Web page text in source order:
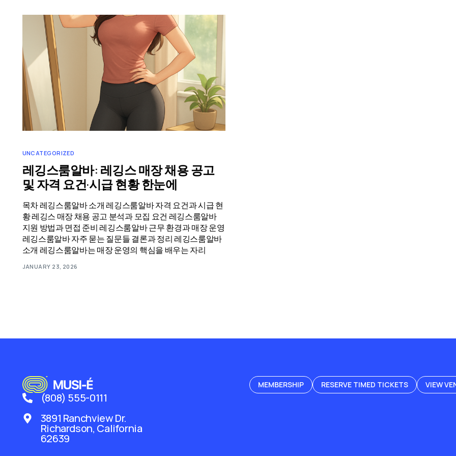
UNCATEGORIZED
레깅스룸알바: 레깅스 매장 채용 공고
및 자격 요건·시급 현황 한눈에
목차 레깅스룸알바 소개 레깅스룸알바 자격 요건과 시급 현
황 레깅스 매장 채용 공고 분석과 모집 요건 레깅스룸알바
지원 방법과 면접 준비 레깅스룸알바 근무 환경과 매장 운영
레깅스룸알바 자주 묻는 질문들 결론과 정리 레깅스룸알바
소개 레깅스룸알바는 매장 운영의 핵심을 배우는 자리
JANUARY 23, 2026
(808) 555-0111
3891 Ranchview Dr.
Richardson, California
62639
MEMBERSHIP RESERVE TIMED TICKETS VIEW